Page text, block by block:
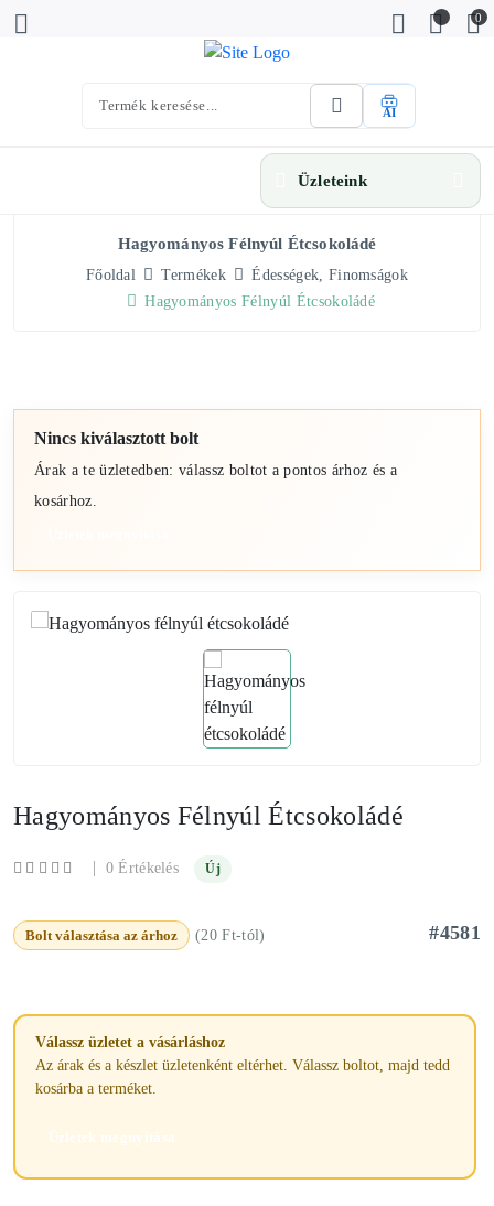
0
AI
Üzleteink
Hagyományos Félnyúl Étcsokoládé
Főoldal Termékek
Édességek, Finomságok
Hagyományos Félnyúl Étcsokoládé
Nincs kiválasztott bolt
Árak a te üzletedben: válassz boltot a pontos árhoz és a
kosárhoz.
Hagyományos Félnyúl Étcsokoládé
| 0 Értékelés Új
Bolt választása az árhoz (20 Ft-tól) #4581
Válassz üzletet a vásárláshoz
Az árak és a készlet üzletenként eltérhet. Válassz boltot, majd tedd
kosárba a terméket.
Üzletek megnyitása